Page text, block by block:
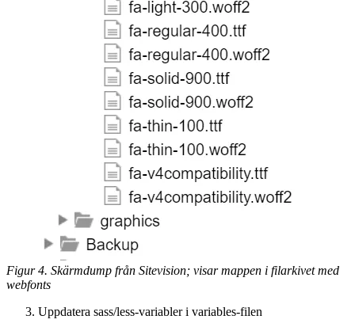
Figur 4. Skärmdump från Sitevision; visar mappen i filarkivet med
webfonts
Uppdatera sass/less-variabler i variables-filen